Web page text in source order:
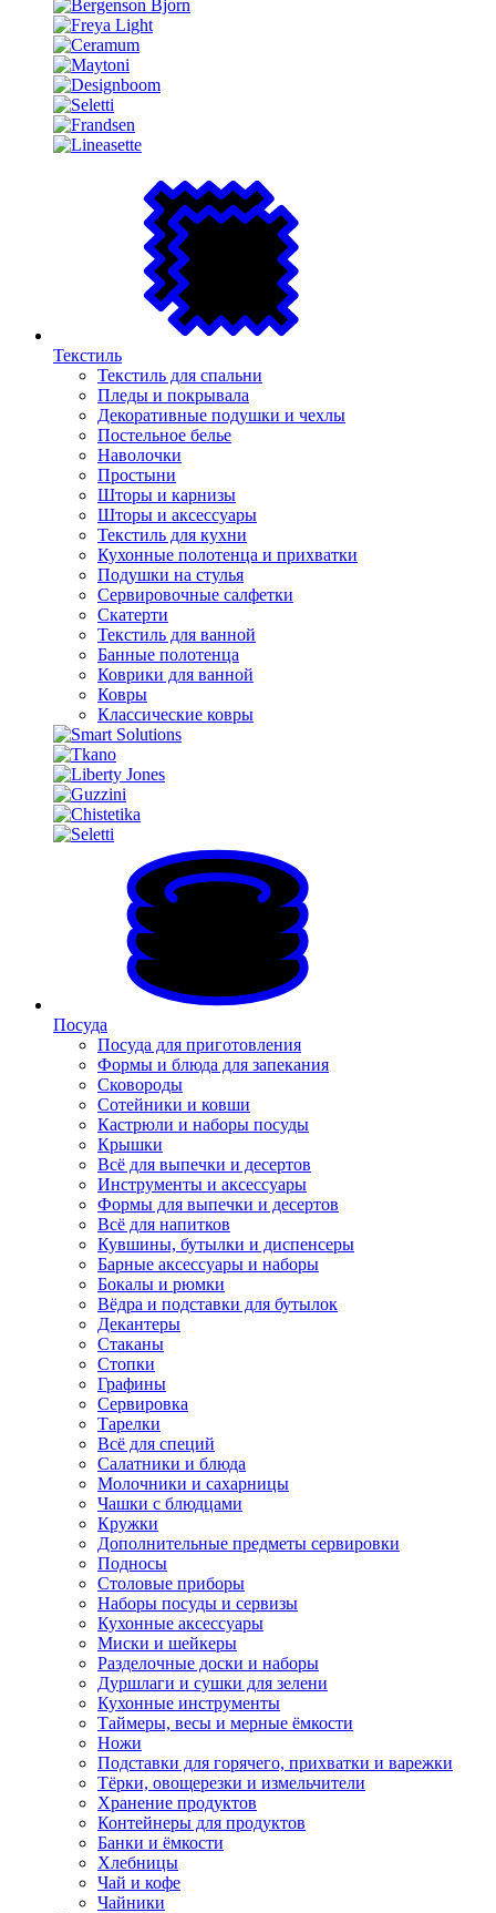
Текстиль
Текстиль для спальни
Пледы и покрывала
Декоративные подушки и чехлы
Постельное белье
Наволочки
Простыни
Шторы и карнизы
Шторы и аксессуары
Текстиль для кухни
Кухонные полотенца и прихватки
Подушки на стулья
Сервировочные салфетки
Скатерти
Текстиль для ванной
Банные полотенца
Коврики для ванной
Ковры
Классические ковры
Посуда
Посуда для приготовления
Формы и блюда для запекания
Сковороды
Сотейники и ковши
Кастрюли и наборы посуды
Крышки
Всё для выпечки и десертов
Инструменты и аксессуары
Формы для выпечки и десертов
Всё для напитков
Кувшины, бутылки и диспенсеры
Барные аксессуары и наборы
Бокалы и рюмки
Вёдра и подставки для бутылок
Декантеры
Стаканы
Стопки
Графины
Сервировка
Тарелки
Всё для специй
Салатники и блюда
Молочники и сахарницы
Чашки с блюдцами
Кружки
Дополнительные предметы сервировки
Подносы
Столовые приборы
Наборы посуды и сервизы
Кухонные аксессуары
Миски и шейкеры
Разделочные доски и наборы
Дуршлаги и сушки для зелени
Кухонные инструменты
Таймеры, весы и мерные ёмкости
Ножи
Подставки для горячего, прихватки и варежки
Тёрки, овощерезки и измельчители
Хранение продуктов
Контейнеры для продуктов
Банки и ёмкости
Хлебницы
Чай и кофе
Чайники